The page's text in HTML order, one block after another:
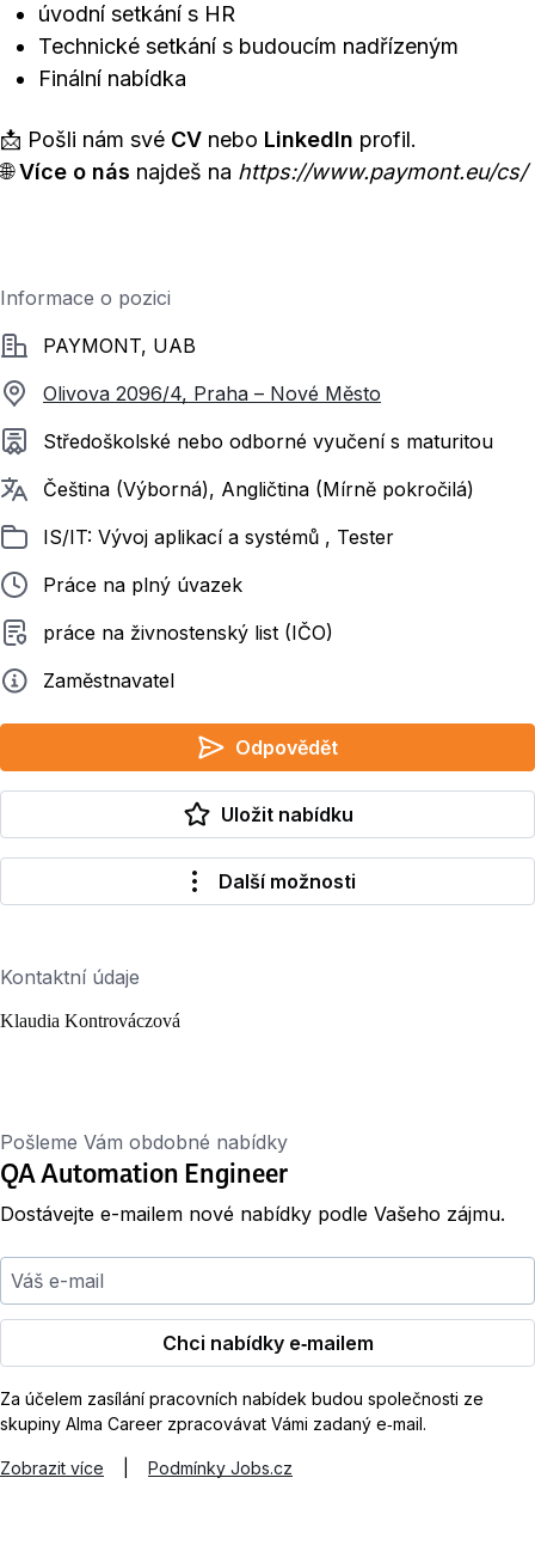
úvodní setkání s HR
Technické setkání s budoucím nadřízeným
Finální nabídka
📩 Pošli nám své CV nebo LinkedIn profil.
🌐Více o nás najdeš na https://www.paymont.eu/cs/
Informace o pozici
SpolečnostPAYMONT, UAB
Olivova 2096/4, Praha – Nové Město
Požadované vzdělání
Středoškolské nebo odborné vyučení s maturitou
Požadované jazyky
Čeština (Výborná), Angličtina (Mírně pokročilá)
ZařazenoIS/IT: Vývoj aplikací a systémů , Tester
Typ pracovního poměru
Práce na plný úvazek
Typ smluvního vztahu
práce na živnostenský list (IČO)
ZadavatelZaměstnavatel
Odpovědět
Uložit nabídku
Další možnosti
Kontaktní údaje
Klaudia Kontrováczová
Pošleme Vám obdobné nabídky
QA Automation Engineer
Dostávejte e-mailem nové nabídky podle Vašeho zájmu.
Váš e-mail
Chci nabídky e‑mailem
Za účelem zasílání pracovních nabídek budou společnosti ze
skupiny Alma Career zpracovávat Vámi zadaný e‑mail.
Zobrazit více Podmínky Jobs.cz